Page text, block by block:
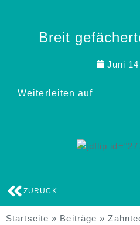
Breit
Juni
Weiterleiten auf
ZURÜCK
Startseite » Beiträge »